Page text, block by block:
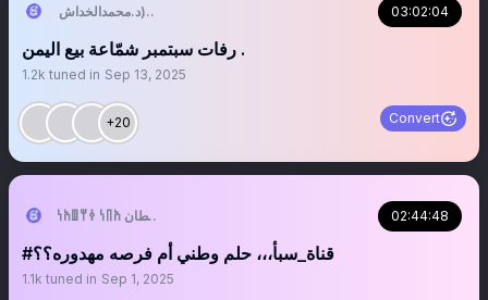
03:02:04
‏‏‏‏‏‏‏‏‏‏رفات سبتمبر شمّاعة بيع اليمن .
1.2k tuned in Sep 13, 2025
+20 Convert
إبن قحطان 𐩱𐩨𐩬 𐩤𐩢𐩷𐩱𐩬 02:44:48
‏‏‏‏‏‏‏‏‏‏‏‏‏‏‏‏‎‎‎‎‎‎‎‎‎‎‎‎‎‎‎‎#قناة_سبأ،،، حلم وطني أم فرصه مهدوره؟؟
1.1k tuned in Sep 1, 2025